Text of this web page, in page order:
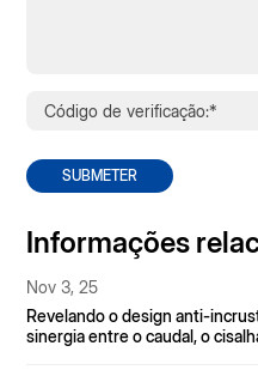
SUBMETER
Informações
Oct 24, 25
7 desafios comuns no
elevada salinidade